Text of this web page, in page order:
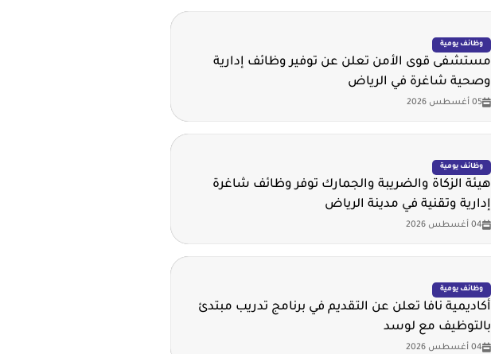
وظائف يومية
مستشفى قوى الأمن تعلن عن توفير وظائف إدارية
وصحية شاغرة في الرياض
05 أغسطس 2026
وظائف يومية
هيئة الزكاة والضريبة والجمارك توفر وظائف شاغرة
إدارية وتقنية في مدينة الرياض
04 أغسطس 2026
وظائف يومية
أكاديمية نافا تعلن عن التقديم في برنامج تدريب مبتدئ
بالتوظيف مع لوسد
04 أغسطس 2026